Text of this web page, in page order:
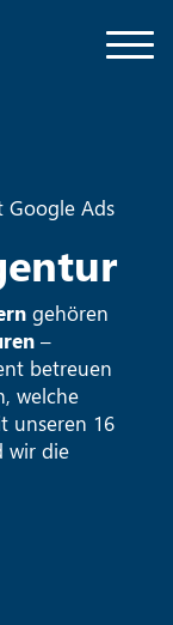
Google Ads
gehören
–
betreuen
welche
unseren 16
wir die